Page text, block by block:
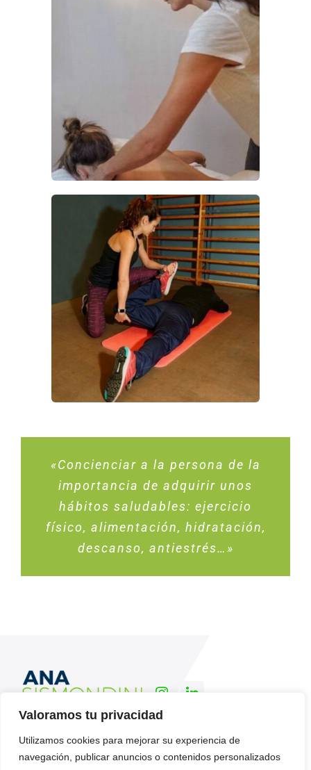
Valoramos tu privacidad
Utilizamos cookies para mejorar su experiencia de
navegación, publicar anuncios o contenidos personalizados
«Concienciar a la persona de la
importancia de adquirir unos
hábitos saludables: ejercicio
físico, alimentación, hidratación,
descanso, antiestrés…»